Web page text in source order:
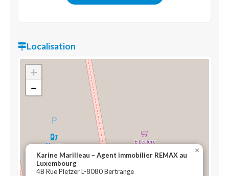
Localisation
Karine Marilleau – Agent immobilier REMAX au
Luxembourg
4B Rue Pletzer L-8080 Bertrange
×
+
−